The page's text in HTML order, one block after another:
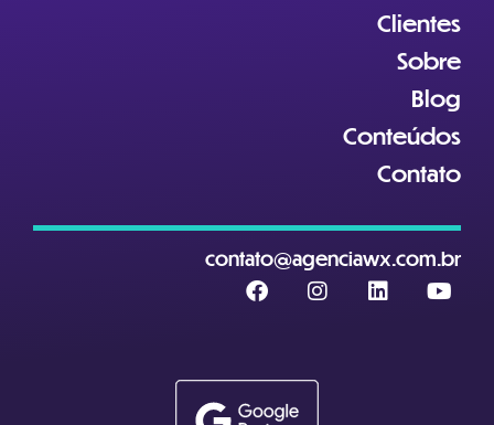
Clientes
Sobre
Blog
Conteúdos
Contato
contato@agenciawx.com.br